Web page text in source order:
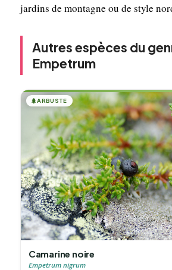
jardins de montagne ou de style
Autres espèces du
Empetrum
🌲ARBUSTE
Camarine noire
Empetrum nigrum